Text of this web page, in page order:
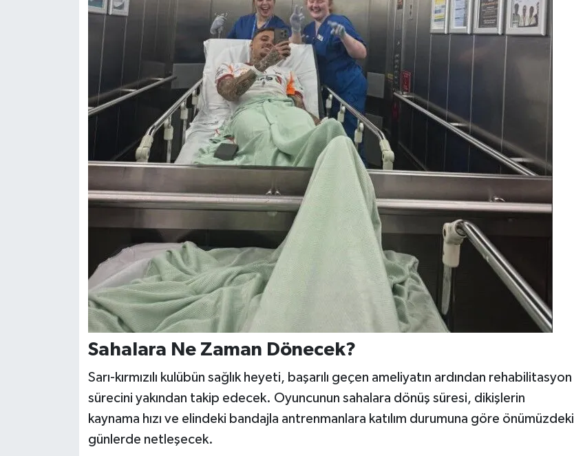
Sahalara Ne Zaman Dönecek?
Sarı-kırmızılı kulübün sağlık heyeti, başarılı geçen ameliyatın ardından rehabilitasyon
sürecini yakından takip edecek. Oyuncunun sahalara dönüş süresi, dikişlerin
kaynama hızı ve elindeki bandajla antrenmanlara katılım durumuna göre önümüzdeki
günlerde netleşecek.